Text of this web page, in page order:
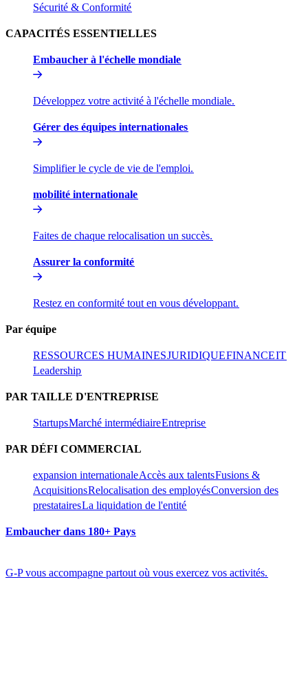
Sécurité & Conformité​​
CAPACITÉS ESSENTIELLES​​
Embaucher à l'échelle mondiale​​
Développez votre activité à l'échelle mondiale.​​
Gérer des équipes internationales​​
Simplifier le cycle de vie de l'emploi.​​
mobilité internationale​​
Faites de chaque relocalisation un succès.​​
Assurer la conformité​​
Restez en conformité tout en vous développant.​​
Par équipe​​
RESSOURCES HUMAINES​​JURIDIQUE​​FINANCE​​IT​​
Leadership​​
PAR TAILLE D'ENTREPRISE​​
Startups​​Marché intermédiaire​​Entreprise​​
PAR DÉFI COMMERCIAL​​
expansion internationale​​Accès aux talents​​Fusions &
Acquisitions​​Relocalisation des employés​​Conversion des
prestataires​​La liquidation de l'entité​​
Embaucher dans 180+ Pays​​
G-P vous accompagne partout où vous exercez vos activités.​​